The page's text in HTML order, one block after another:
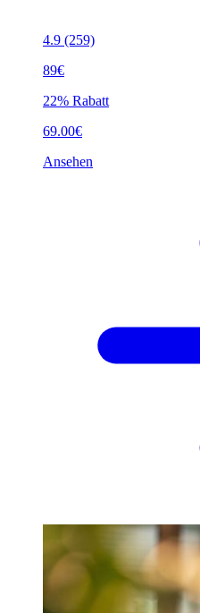
4.9 (259)
89€
22% Rabatt
69.00€
Ansehen